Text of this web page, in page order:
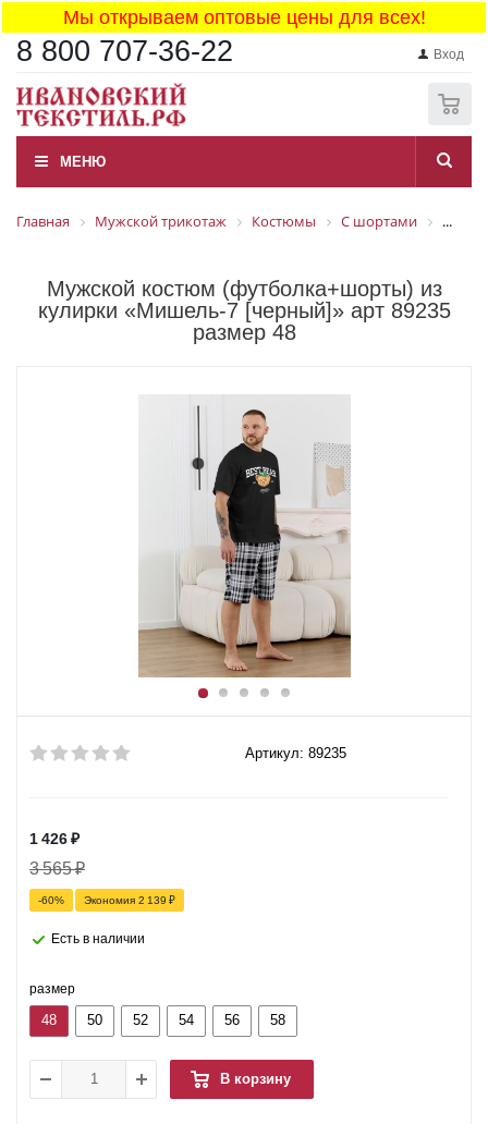
Мы открываем оптовые цены для всех!
8 800 707-36-22 Вход
МЕНЮ
Главная Мужской трикотаж Костюмы С шортами ...
Мужской костюм (футболка+шорты) из
кулирки «Мишель-7 [черный]» арт 89235
размер 48
Артикул: 89235
1 426₽
3 565₽
-60% Экономия 2 139 ₽
Есть в наличии
размер
48 50 52 54 56 58
В корзину